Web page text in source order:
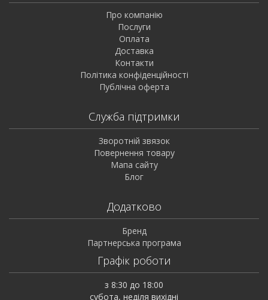
Про компанію
Послуги
Оплата
Доставка
Контакти
Політика конфіденційності
Публічна оферта
Служба підтримки
Зворотній звязок
Повернення товару
Мапа сайту
Блог
Додатково
Бренд
Партнерська програма
Графік роботи
з 8:30 до 18:00
субота, неділя вихідні